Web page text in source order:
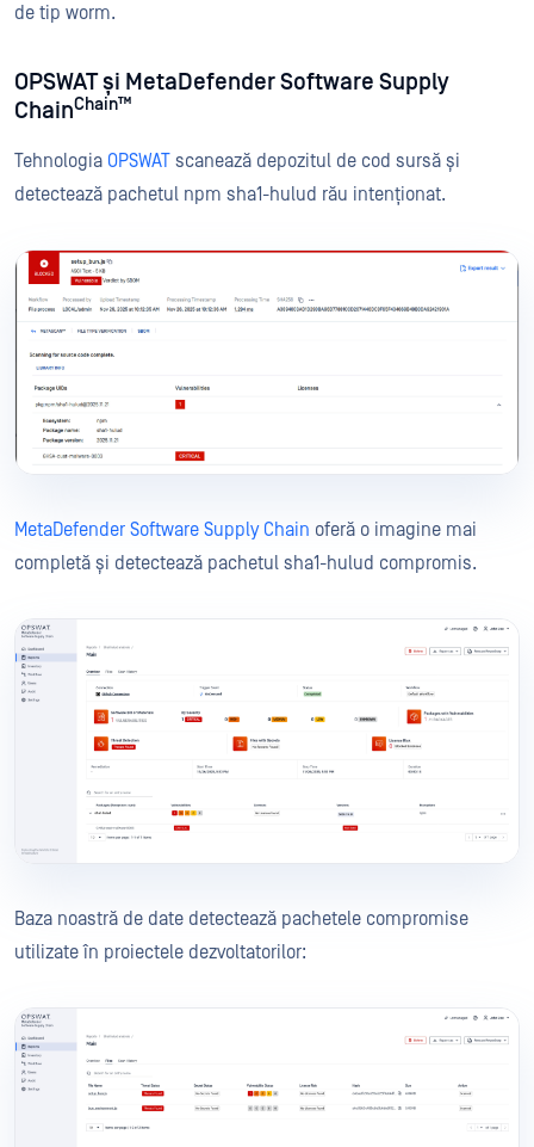
de tip worm.
OPSWAT și MetaDefender Software Supply
ChainChain™
Tehnologia OPSWAT scanează depozitul de cod sursă și
detectează pachetul npm sha1-hulud rău intenționat.
MetaDefender Software Supply Chain oferă o imagine mai
completă și detectează pachetul sha1-hulud compromis.
Baza noastră de date detectează pachetele compromise
utilizate în proiectele dezvoltatorilor: